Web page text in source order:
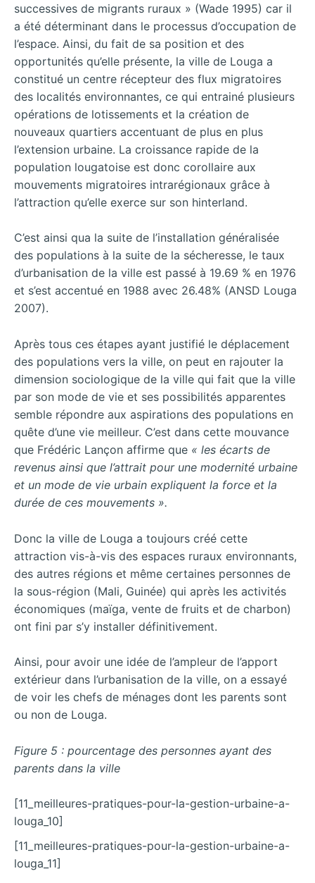
successives de migrants ruraux » (Wade 1995) car il
a été déterminant dans le processus d’occupation de
l’espace. Ainsi, du fait de sa position et des
opportunités qu’elle présente, la ville de Louga a
constitué un centre récepteur des flux migratoires
des localités environnantes, ce qui entrainé plusieurs
opérations de lotissements et la création de
nouveaux quartiers accentuant de plus en plus
l’extension urbaine. La croissance rapide de la
population lougatoise est donc corollaire aux
mouvements migratoires intrarégionaux grâce à
l’attraction qu’elle exerce sur son hinterland.
C’est ainsi qua la suite de l’installation généralisée
des populations à la suite de la sécheresse, le taux
d’urbanisation de la ville est passé à 19.69 % en 1976
et s’est accentué en 1988 avec 26.48% (ANSD Louga
2007).
Après tous ces étapes ayant justifié le déplacement
des populations vers la ville, on peut en rajouter la
dimension sociologique de la ville qui fait que la ville
par son mode de vie et ses possibilités apparentes
semble répondre aux aspirations des populations en
quête d’une vie meilleur. C’est dans cette mouvance
que Frédéric Lançon affirme que « les écarts de
revenus ainsi que l’attrait pour une modernité urbaine
et un mode de vie urbain expliquent la force et la
durée de ces mouvements ».
Donc la ville de Louga a toujours créé cette
attraction vis-à-vis des espaces ruraux environnants,
des autres régions et même certaines personnes de
la sous-région (Mali, Guinée) qui après les activités
économiques (maïga, vente de fruits et de charbon)
ont fini par s’y installer définitivement.
Ainsi, pour avoir une idée de l’ampleur de l’apport
extérieur dans l’urbanisation de la ville, on a essayé
de voir les chefs de ménages dont les parents sont
ou non de Louga.
Figure 5 : pourcentage des personnes ayant des
parents dans la ville
[11_meilleures-pratiques-pour-la-gestion-urbaine-a-
louga_10]
[11_meilleures-pratiques-pour-la-gestion-urbaine-a-
louga_11]